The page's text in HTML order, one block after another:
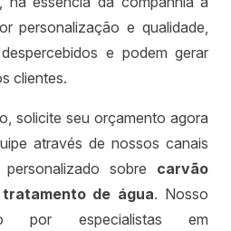
personalização e qualidade,
e podem gerar
clientes.
solicite seu orçamento agora
através de nossos canais
sobre carvão
de água. Nosso
por especialistas em